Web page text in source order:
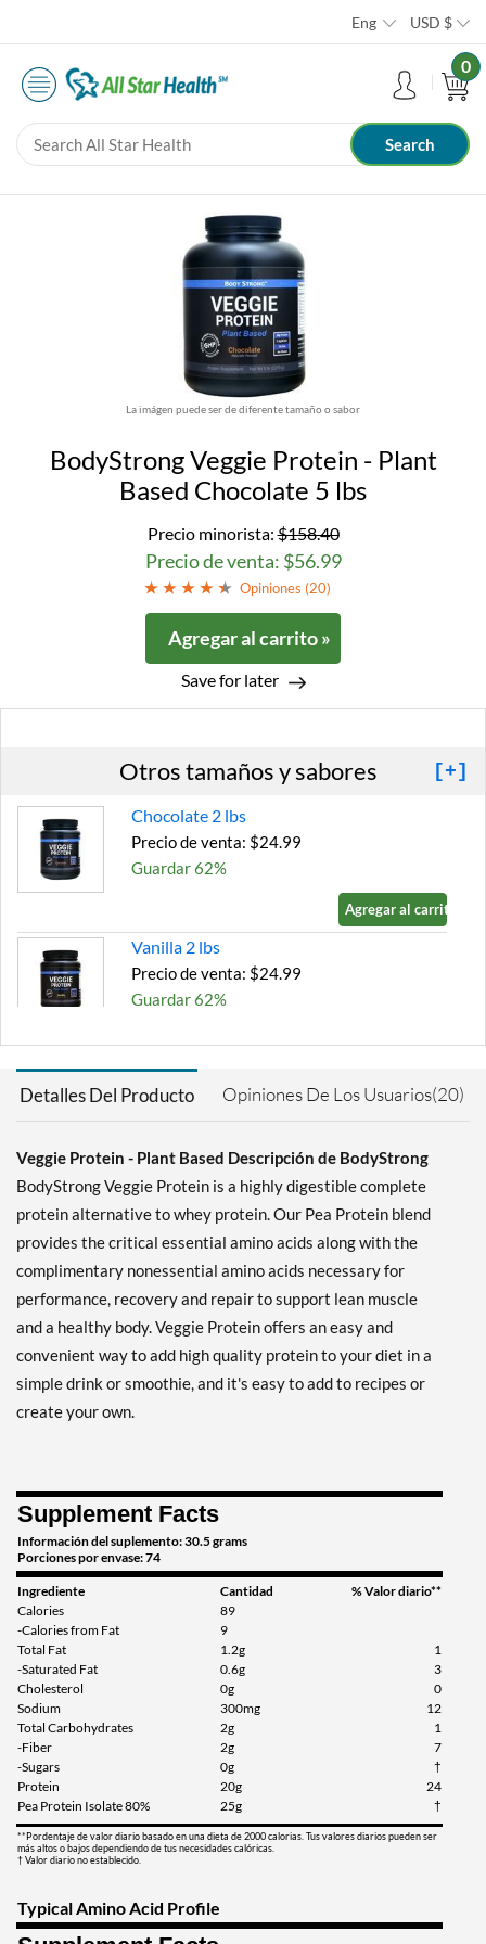
Eng USD $
0
La imágen puede ser de diferente tamaño o sabor
BodyStrong Veggie Protein - Plant
Based Chocolate 5 lbs
Precio minorista:$158.40
Precio de venta: $56.99
Opiniones (20)
Agregar al carrito »
Save for later
Otros tamaños y sabores [+]
Chocolate 2 lbs
Precio de venta: $24.99
Guardar 62%
Agregar al carrito »
Vanilla 2 lbs
Precio de venta: $24.99
Guardar 62%
Vanilla 5 lbs
Precio de venta: $56.99
Agregar al carrito »
Detalles Del Producto Opiniones De Los Usuarios(20)
Veggie Protein - Plant Based Descripción de BodyStrong
BodyStrong Veggie Protein is a highly digestible complete
protein alternative to whey protein. Our Pea Protein blend
provides the critical essential amino acids along with the
complimentary nonessential amino acids necessary for
performance, recovery and repair to support lean muscle
and a healthy body. Veggie Protein offers an easy and
convenient way to add high quality protein to your diet in a
simple drink or smoothie, and it's easy to add to recipes or
create your own.
Supplement Facts
Información del suplemento: 30.5 grams
Porciones por envase: 74
Ingrediente Cantidad
% Valor diario**
Calories
89
-Calories from Fat
9
Total Fat
1.2g
1
-Saturated Fat
0.6g
3
Cholesterol
0g
0
Sodium
300mg
12
Total Carbohydrates
2g
1
-Fiber
2g
7
-Sugars
0g
†
Protein
20g
24
Pea Protein Isolate 80%
25g †
**Pordentaje de valor diario basado en una dieta de 2000 calorias. Tus valores diarios pueden ser
más altos o bajos dependiendo de tus necesidades calóricas.
† Valor diario no establecido.
Typical Amino Acid Profile